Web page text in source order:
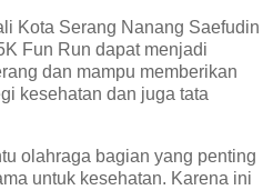
Kota Serang Nanang Saefudin
Fun Run dapat menjadi
dan mampu memberikan
kesehatan dan juga tata
olahraga bagian yang penting
untuk kesehatan. Karena ini